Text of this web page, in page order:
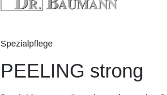
Spezialpflege
PEELING strong